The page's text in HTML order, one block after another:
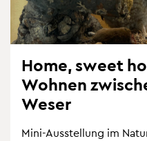
Home, sweet
Woh­nen
Weser
Mini-Aus­stel­lung im